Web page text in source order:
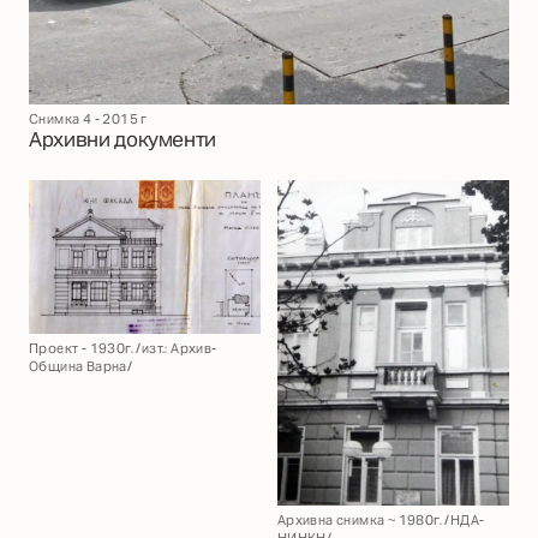
Снимка 4 - 2015 г
Архивни документи
Проект - 1930г. /изт.: Архив-
Община Варна/
Архивна снимка ~ 1980г. /НДА-